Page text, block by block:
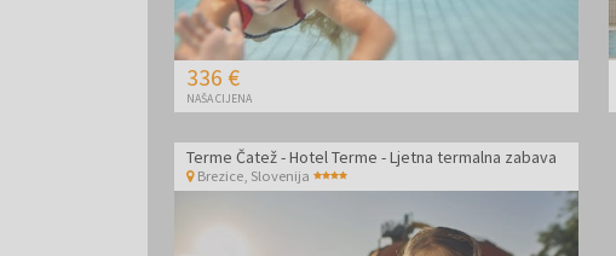
336 €
NAŠA CIJENA
Terme Čatež - Hotel Terme - Ljetna termalna zabava
Brezice Slovenija